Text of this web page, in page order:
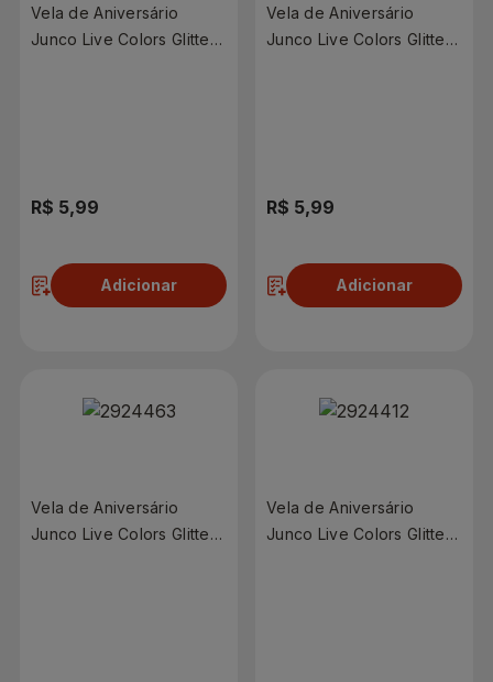
Vela de Aniversário
Junco Live Colors Glitter
R$ 5,99
Adicionar
Vela de Aniversário
Junco Live Colors Glitter
R$ 5,99
Adicionar
Vela de Aniversário
Junco Live Colors Glitter
Vela de Aniversário
Junco Live Colors Glitter